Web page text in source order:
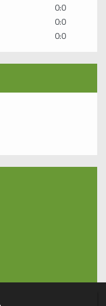
0:0
0:0
0:0